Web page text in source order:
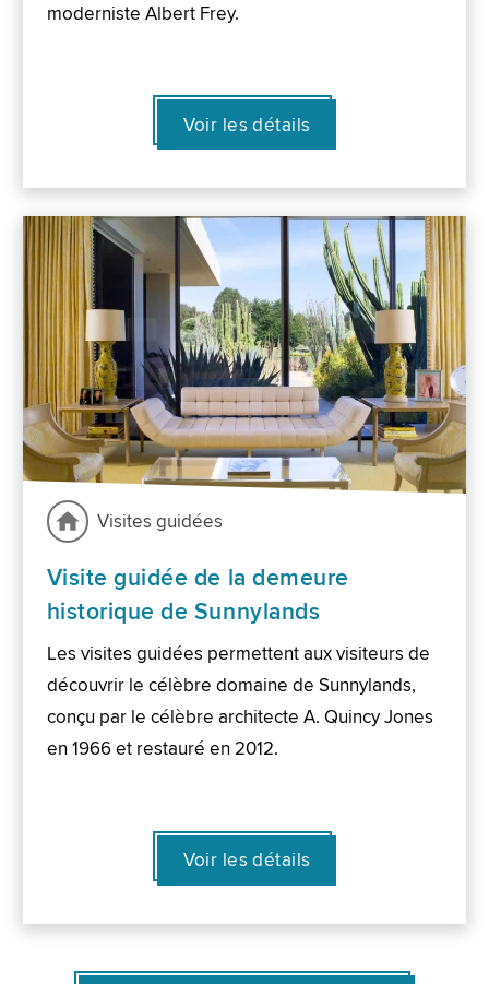
moderniste Albert Frey.
Voir les détails
Visites guidées
Visite guidée de la demeure
historique de Sunnylands
Les visites guidées permettent aux visiteurs de
découvrir le célèbre domaine de Sunnylands,
conçu par le célèbre architecte A. Quincy Jones
en 1966 et restauré en 2012.
Voir les détails